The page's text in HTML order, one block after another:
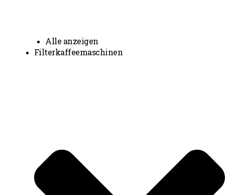
Alle anzeigen
Filterkaffeemaschinen